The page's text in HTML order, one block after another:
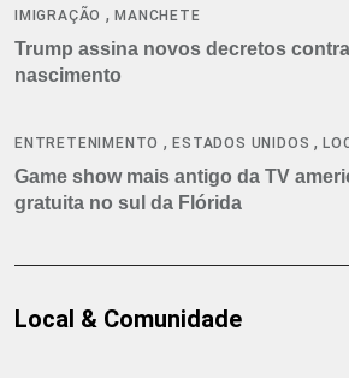
IMIGRAÇÃO ,MANCHETE
Trump assina novos decretos
nascimento
ENTRETENIMENTO ,ESTADOS UNIDOS ,
Game show mais antigo da TV
gratuita no sul da Flórida
Local & Comunidade